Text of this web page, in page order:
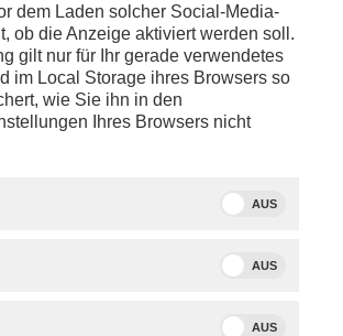
dem Laden solcher Social-Media-
ob die Anzeige aktiviert werden soll.
gilt nur für Ihr gerade verwendetes
im Local Storage ihres Browsers so
wie Sie ihn in den
Ihres Browsers nicht
AUS
AUS
AUS